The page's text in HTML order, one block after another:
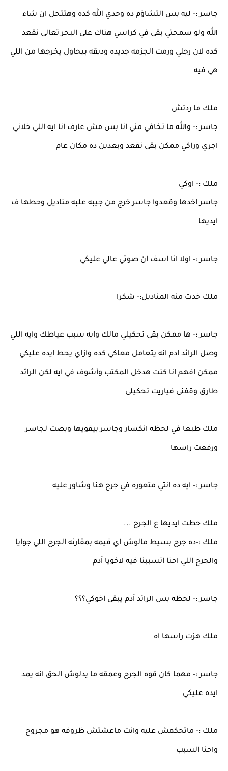
جاسر :- ليه بس التشاؤم ده وحدي الله كده وهتتحل ان شاء
الله ولو سمحتي بقى في كراسي هناك على البحر تعالى نقعد
كده لان رجلي ورمت الجزمه جديده وديقه بيحاول يخرجها من اللي
هي فيه
ملك ما ردتش
جاسر :- والله ما تخافي مني انا بس مش عارف انا ايه اللي خلاني
اجري وراكي ممكن بقى نقعد وبعدين ده مكان عام
ملك :- اوكي
جاسر اخدها وقعدوا جاسر خرج من جيبه علبه مناديل وحطها ف
ايديها
جاسر :- اولا انا اسف ان صوتي عالي عليكي
ملك خدت منه المناديل:- شكرا
جاسر :- ها ممكن بقى تحكيلي مالك وايه سبب عياطك وايه اللي
وصل الرائد ادم انه يتعامل معاكي كده وازاي يحط ايده عليكي
ممكن افهم انا كنت هدخل المكتب وأشوف في ايه لكن الرائد
طارق وقفنى فياريت تحكيلى
ملك طبعا في لحظه انكسار وجاسر بيقويها وبصت لجاسر
ورفعت راسها
جاسر :- ايه ده انتي متعوره في جرح هنا وشاور عليه
ملك حطت ايديها ع الجرح ...
ملك :-ده جرح بسيط مالوش اي قيمه بمقارنه الجرح اللي جوايا
والجرح اللي احنا اتسببنا فيه لاخويا آدم
جاسر :- لحظه بس الرائد آدم يبقى اخوكي؟؟؟
ملك هزت راسها اه
جاسر :- مهما كان قوه الجرح وعمقه ما يدلوش الحق انه يمد
ايده عليكي
ملك :- ماتحكمش عليه وانت ماعشتش ظروفه هو مجروح
واحنا السبب